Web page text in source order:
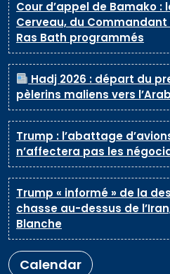
Cour d’appel de Bamako :
Cerveau, du
Ras Bath programmés
Hadj 2026 : départ du
pèlerins maliens vers
Trump : l’abattage
n’affectera pas les
Trump « informé » de la
chasse au-dessus de
Blanche
Calendar